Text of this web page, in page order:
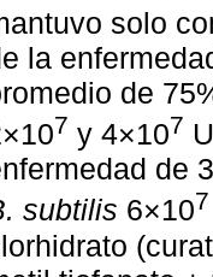
solo
la
de
7 y 4×107
de
subtilis 6×107